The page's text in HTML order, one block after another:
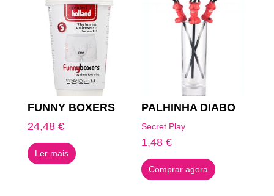
FUNNY BOXERS
24,48 €
Ler mais
PALHINHA DIABO
Secret Play
1,48€
Comprar agora